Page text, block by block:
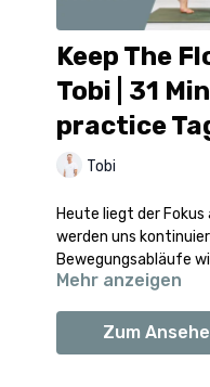
Keep The
Tobi | 31
practice
Tobi
Heute liegt der Fokus
werden uns
Bewegungsabläufe
zu erfahren und
Mehr anzeigen
Zum